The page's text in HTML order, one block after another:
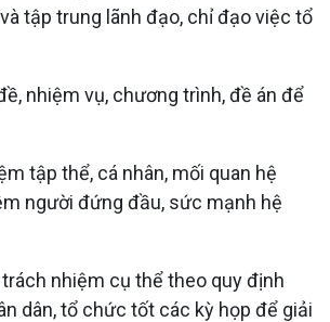
tập trung lãnh đạo, chỉ đạo việc tổ
nhiệm vụ, chương trình, đề án để
tập thể, cá nhân, mối quan hệ
người đứng đầu, sức mạnh hệ
nhiệm cụ thể theo quy định
dân, tổ chức tốt các kỳ họp để giải